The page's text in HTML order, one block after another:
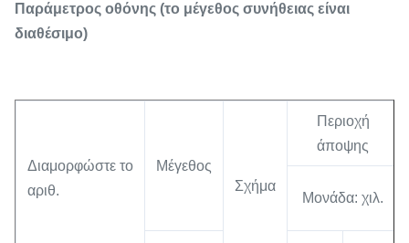
Παράμετρος οθόνης (το μέγεθος συνήθειας είναι
διαθέσιμο)
Διαμορφώστε το
αριθ.
Μέγεθος
Σχήμα
Περιοχή
άποψης
Μονάδα: χιλ.